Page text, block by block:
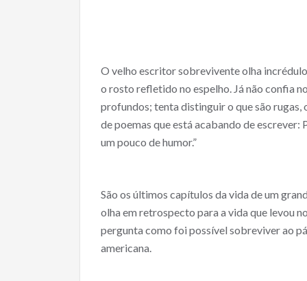
o
o
k
O velho escritor sobrevivente olha
o rosto refletido no espelho. Já não confia
profundos; tenta distinguir o que são
de poemas que está acabando de
um pouco de humor.”
São os últimos capítulos da vida de um
olha em retrospecto para a vida que levou
pergunta como foi possível sobreviver ao
americana.